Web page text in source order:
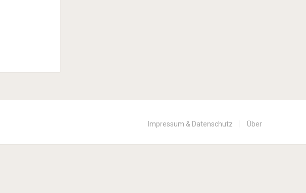
Impressum & Datenschutz Über